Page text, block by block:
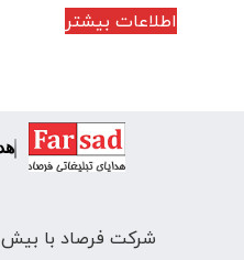
اطلاعات بیشتر